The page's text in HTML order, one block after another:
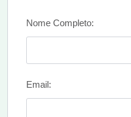
Nome Completo:
Email: